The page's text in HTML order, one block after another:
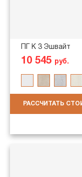
ПГ K 3 Эшвайт
10 545 руб.
РАССЧИТАТЬ